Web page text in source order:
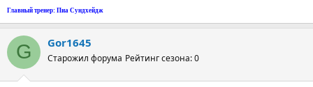
Главный тренер: Пиа Сундхейдж
G Gor1645
Старожил форума Рейтинг сезона: 0